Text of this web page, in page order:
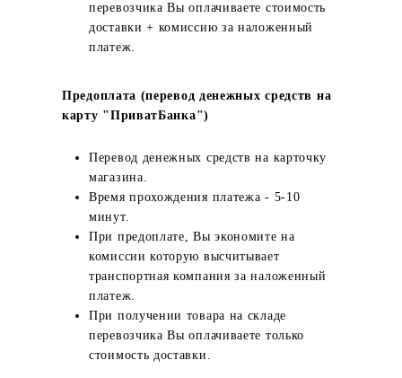
перевозчика Вы оплачиваете стоимость
доставки + комиссию за наложенный
платеж.
Предоплата (перевод денежных средств на
карту "ПриватБанка")
Перевод денежных средств на карточку
магазина.
Время прохождения платежа - 5-10
минут.
При предоплате, Вы экономите на
комиссии которую высчитывает
транспортная компания за наложенный
платеж.
При получении товара на складе
перевозчика Вы оплачиваете только
стоимость доставки.